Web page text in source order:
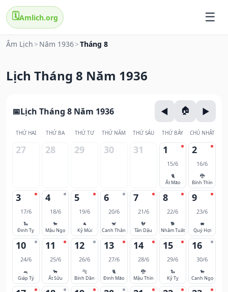
🗓️Amlich.org
Âm Lịch > Năm 1936>Tháng 8
Lịch Tháng 8 Năm 1936
Lịch Tháng 8 Năm 1936
THỨ HAI THỨ BA THỨ TƯ THỨ NĂM THỨ SÁU THỨ BẢY CHỦ NHẬT
27 28 29 30 31 1
15/6
🐈
Ất Mão
2
16/6
🐉
Bính Thìn
3
17/6
🐍
Đinh Tỵ
4
18/6
🐎
Mậu Ngọ
5
19/6
🐐
Kỷ Mùi
6
20/6
🐒
Canh Thân
7
21/6
🐓
Tân Dậu
8
22/6
🐕
Nhâm Tuất
9
23/6
🐖
Quý Hợi
10
24/6
🐀
Giáp Tý
11
25/6
🐂
Ất Sửu
12
26/6
🐅
Bính Dần
13
27/6
🐈
Đinh Mão
14
28/6
🐉
Mậu Thìn
15
29/6
🐍
Kỷ Tỵ
16
30/6
🐎
Canh Ngọ